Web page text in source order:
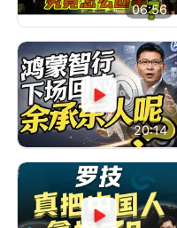
06:56
20:14